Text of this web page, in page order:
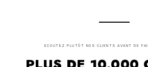
ECOUTEZ PLUTÔT NOS CLIENTS AVANT DE